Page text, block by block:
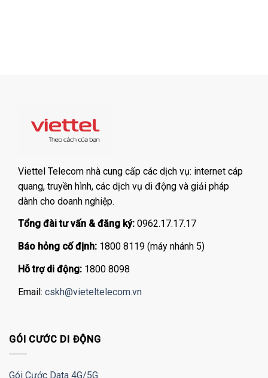
Viettel Telecom nhà cung cấp các dịch vụ: internet cáp
quang, truyền hình, các dịch vụ di động và giải pháp
dành cho doanh nghiệp.
Tổng đài tư vấn & đăng ký: 0962.17.17.17
Báo hỏng cố định: 1800 8119 (máy nhánh 5)
Hỗ trợ di động: 1800 8098
Email: cskh@vieteltelecom.vn
GÓI CƯỚC DI ĐỘNG
Gói Cước Data 4G/5G